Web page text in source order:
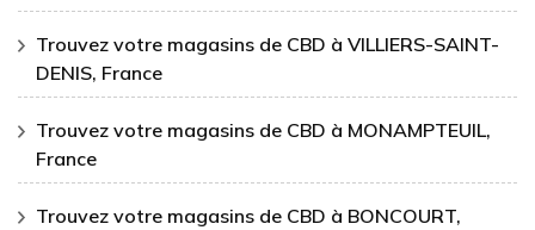
Trouvez votre magasins de CBD à VILLIERS-SAINT-
DENIS, France
Trouvez votre magasins de CBD à MONAMPTEUIL,
France
Trouvez votre magasins de CBD à BONCOURT,